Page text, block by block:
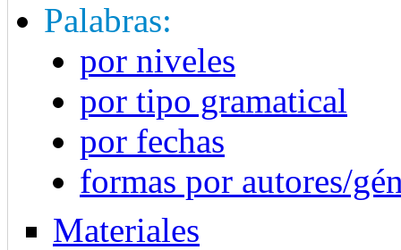
Palabras:
por niveles
por tipo gramatical
por fechas
formas por autores/
Materiales